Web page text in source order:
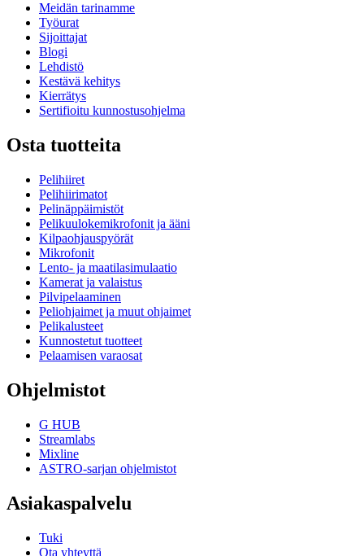
Meidän tarinamme
Työurat
Sijoittajat
Blogi
Lehdistö
Kestävä kehitys
Kierrätys
Sertifioitu kunnostusohjelma
Osta tuotteita
Pelihiiret
Pelihiirimatot
Pelinäppäimistöt
Pelikuulokemikrofonit ja ääni
Kilpaohjauspyörät
Mikrofonit
Lento- ja maatilasimulaatio
Kamerat ja valaistus
Pilvipelaaminen
Peliohjaimet ja muut ohjaimet
Pelikalusteet
Kunnostetut tuotteet
Pelaamisen varaosat
Ohjelmistot
G HUB
Streamlabs
Mixline
ASTRO-sarjan ohjelmistot
Asiakaspalvelu
Tuki
Ota yhteyttä